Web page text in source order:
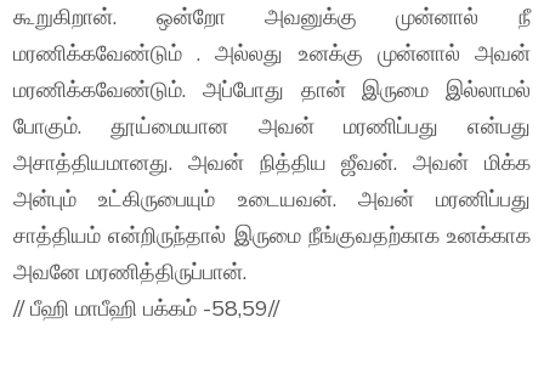
கூறுகிறான். ஒன்றோ அவனுக்கு முன்னால் நீ
மரணிக்கவேண்டும் . அல்லது உனக்கு முன்னால் அவன்
மரணிக்கவேண்டும். அப்போது தான் இருமை இல்லாமல்
போகும். தூய்மையான அவன் மரணிப்பது என்பது
அசாத்தியமானது. அவன் நித்திய ஜீவன். அவன் மிக்க
அன்பும் உட்கிருபையும் உடையவன். அவன் மரணிப்பது
சாத்தியம் என்றிருந்தால் இருமை நீங்குவதற்காக உனக்காக
அவனே மரணித்திருப்பான்.
// பீஹி மாபீஹி பக்கம் -58,59//